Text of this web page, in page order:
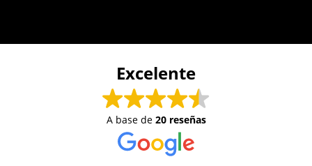
Excelente
A base de 20 reseñas